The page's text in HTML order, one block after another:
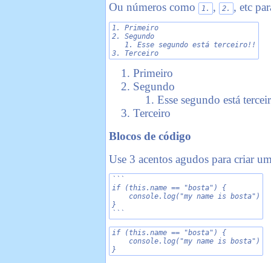
Ou números como
1. , 2. , etc
1. Primeiro
2. Segundo
   1. Esse segundo está terceiro!!
3. Terceiro
Primeiro
Segundo
Esse segundo está
Terceiro
Blocos de código
Use 3 acentos agudos para criar
```
if (this.name == "bosta") {
    console.log("my name is bosta")
}
```
if (this.name == "bosta") {
    console.log("my name is bosta")
}